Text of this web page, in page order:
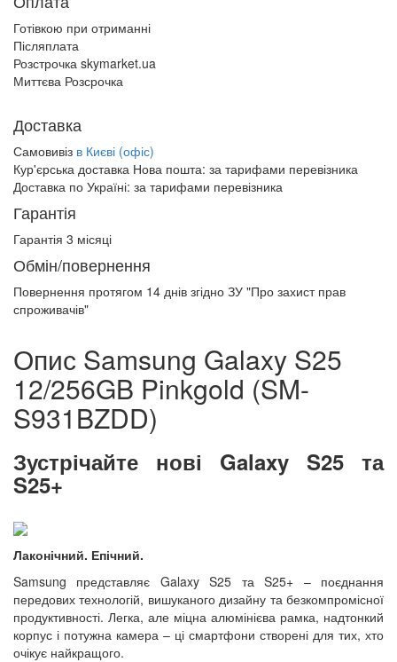
Готівкою при отриманні
Післяплата
Розстрочка skymarket.ua
Миттєва Розсрочка
Доставка
Самовивіз в Києві (офіс)
Кур'єрська доставка Нова пошта: за тарифами перевізника
Доставка по Україні: за тарифами перевізника
Гарантія
Гарантія 3 місяці
Обмін/повернення
Повернення протягом 14 днів згідно ЗУ "Про захист прав
спроживачів"
Опис Samsung Galaxy S25
12/256GB Pinkgold (SM-
S931BZDD)
Зустрічайте нові Galaxy S25 та
S25+
Лаконічний. Епічний.
Samsung представляє Galaxy S25 та S25+ – поєднання
передових технологій, вишуканого дизайну та безкомпромісної
продуктивності. Легка, але міцна алюмінієва рамка, надтонкий
корпус і потужна камера – ці смартфони створені для тих, хто
очікує найкращого.